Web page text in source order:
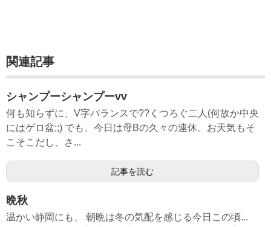
関連記事
シャンプーシャンプーvv
何も知らずに、V字バランスで??くつろぐ二人(何故か中央
にはゲロ盆;;) でも、今日は母Bの久々の連休。お天気もそ
こそこだし、さ...
記事を読む
晩秋
温かい静岡にも、 朝晩は冬の気配を感じる今日この頃...